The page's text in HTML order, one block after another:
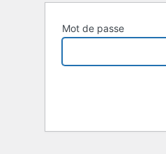
Mot de passe